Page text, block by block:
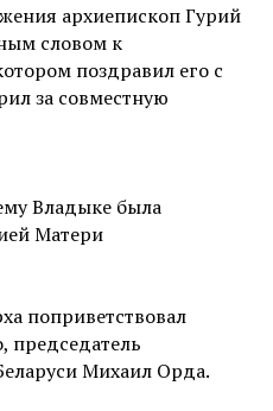
архиепископ Гурий
словом к
поздравил его с
за совместную
Владыке была
Матери
поприветствовал
председатель
Михаил Орда.